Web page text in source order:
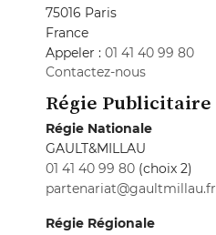
75016 Paris
France
Appeler : 01 41 40 99 80
Contactez-nous
Régie Publicitaire
Régie Nationale
GAULT&MILLAU
01 41 40 99 80 (choix 2)
partenariat@gaultmillau.fr
Régie Régionale